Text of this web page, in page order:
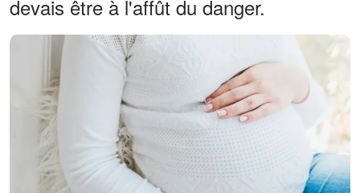
devais être à l'affût du danger.